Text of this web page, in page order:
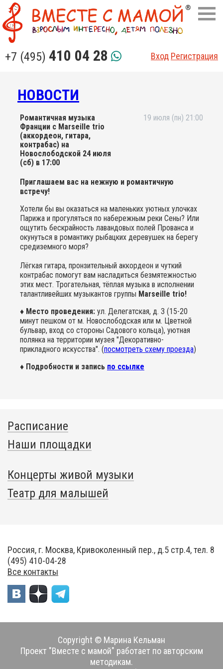
+7 (495) 410 04 28 Вход Регистрация
НОВОСТИ
Романтичная музыка
Франции с Marseille trio
(аккордеон, гитара,
контрабас) на
Новослободской 24 июля
(сб) в 17:00
19 июля (пн) 21:00
Приглашаем вас на нежную и романтичную
встречу!
Хотели бы вы оказаться на маленьких уютных улочках
Парижа и прогуляться по набережным реки Сены? Или
ощутить бескрайность лавандовых полей Прованса и
окунуться в романтику рыбацких деревушек на берегу
средиземного моря?
Лёгкая гитара, пронзительный аккордеон и чуткий
контрабас помогут вам насладиться безмятежностью
этих мест. Трогательная, тёплая музыка в исполнении
талантливейших музыкантов группы Marseille trio!
♦ Место проведения: ул. Делегатская, д. 3 (15-20
минут пешком от м. Новослободская или м. Цветной
бульвар, вход со стороны Садового кольца), уютная
полянка на территории музея "Декоративно-
прикладного искусства". (посмотреть схему проезда)
♦ Подробности и запись по ссылке
Расписание
Наши площадки
Концерты живой музыки
Театр для малышей
Россия, г. Москва, Кривоколенный пер., д.5 стр.4, тел. 8
(495) 410-04-28
Все контакты
Copyright © Марина Кельман
Проект "Вместе с мамой" работает по авторским
методикам.